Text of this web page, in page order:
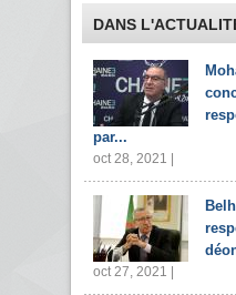
DANS
par...
oct 28, 2021 |
oct 27, 2021 |